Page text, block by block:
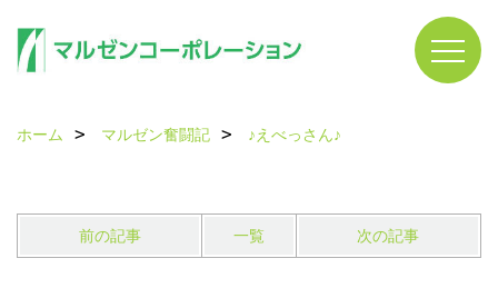
ホーム マルゼン奮闘記 ♪えべっさん♪
前の記事 一覧 次の記事